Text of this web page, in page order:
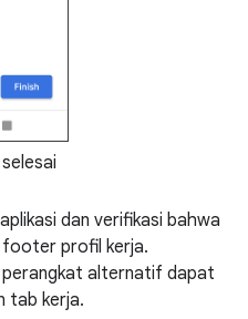
dan verifikasi bahwa
footer profil kerja.
perangkat alternatif dapat
tab kerja.